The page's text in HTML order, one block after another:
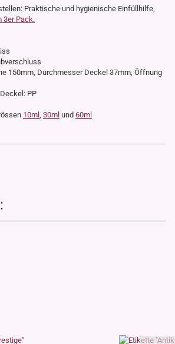
Praktische und hygienische Einfüllhilfe,
3er Pack.
150mm, Durchmesser Deckel 37mm, Öffnung
PP
10ml , 30ml und 60ml